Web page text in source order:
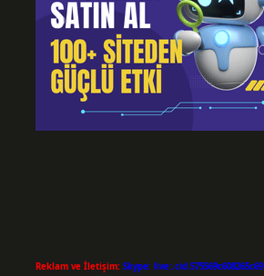
Reklam ve İletişim: Skype: live:.cid.575569c608265c69